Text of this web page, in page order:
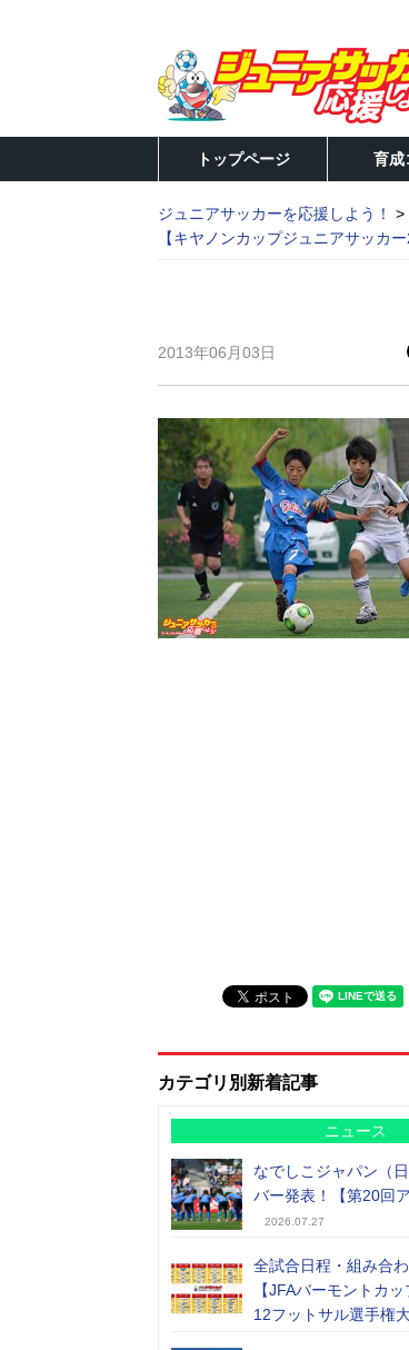
トップページ 育成
ジュニアサッカーを応援しよう！
【キヤノンカップジュニアサッカ
2013年06月03日
カテゴリ別新着記事
ニュース
なでしこジャパン（
バー発表！【第20回
2026.07.27
全試合日程・組み合
【JFAバーモントカ
12フットサル選手権大